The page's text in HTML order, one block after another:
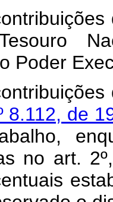
Poder
8.112, de
no art.